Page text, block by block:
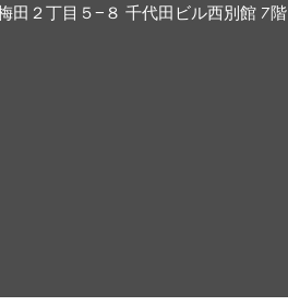
田２丁目５−８ 千代田ビル西別館 7階